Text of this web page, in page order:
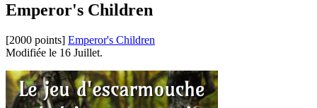
Emperor's Children
[2000 points] Emperor's Children
Modifiée le 16 Juillet.